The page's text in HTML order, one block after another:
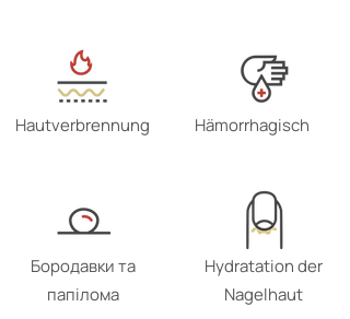
Hautverbrennung Hämorrhagisch
Бородавки та
папілома
Hydratation der
Nagelhaut